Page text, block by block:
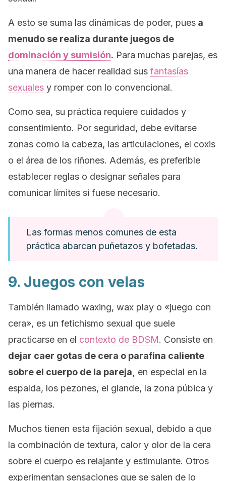
A esto se suma las dinámicas de poder, pues a
menudo se realiza durante juegos de
dominación y sumisión. Para muchas parejas, es
una manera de hacer realidad sus fantasías
sexuales y romper con lo convencional.
Como sea, su práctica requiere cuidados y
consentimiento. Por seguridad, debe evitarse
zonas como la cabeza, las articulaciones, el coxis
o el área de los riñones. Además, es preferible
establecer reglas o designar señales para
comunicar límites si fuese necesario.
Las formas menos comunes de esta
práctica abarcan puñetazos y bofetadas.
9. Juegos con velas
También llamado waxing, wax play o «juego con
cera», es un fetichismo sexual que suele
practicarse en el contexto de BDSM. Consiste en
dejar caer gotas de cera o parafina caliente
sobre el cuerpo de la pareja,
en especial en la
espalda, los pezones, el glande, la zona púbica y
las piernas.
Muchos tienen esta fijación sexual, debido a que
la combinación de textura, calor y olor de la cera
sobre el cuerpo es relajante y estimulante. Otros
experimentan sensaciones que se salen de lo